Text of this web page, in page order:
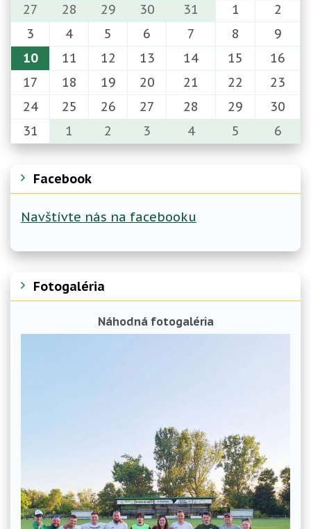
27
28 29 30 31 1
2
3
4 5 6 7 8
9
10
11 12 13 14 15
16
17
18 19 20 21 22
23
24
25 26 27 28 29
30
31
1 2 3 4 5 6
Facebook
Navštívte nás na facebooku
Fotogaléria
Náhodná fotogaléria